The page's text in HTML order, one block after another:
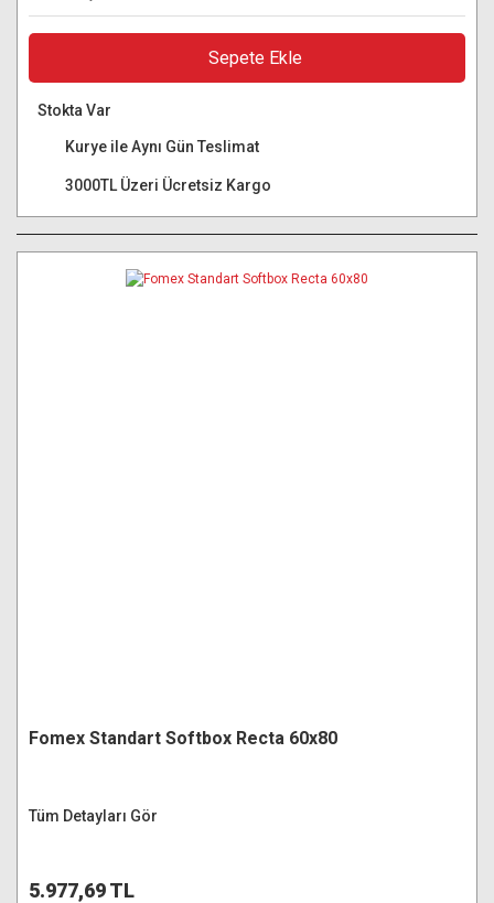
Sepete Ekle
Stokta Var
Kurye ile Aynı Gün Teslimat
3000TL Üzeri Ücretsiz Kargo
Fomex Standart Softbox Recta 60x80
Tüm Detayları Gör
5.977,69 TL